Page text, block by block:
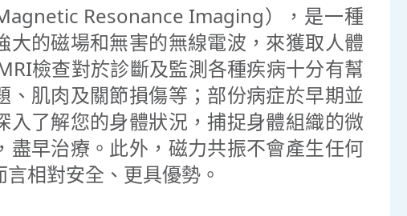
Resonance Imaging），是一種
大的磁場和無害的無線電波，來獲取人體
檢查對於診斷及監測各種疾病十分有幫
、肌肉及關節損傷等；部份病症於早期並
入了解您的身體狀況，捕捉身體組織的微
盡早治療。此外，磁力共振不會產生任何
相對安全、更具優勢。